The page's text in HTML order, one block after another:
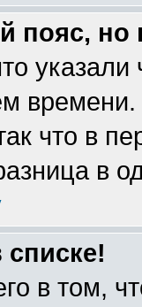
пояс,
указали
что в
в
в том,